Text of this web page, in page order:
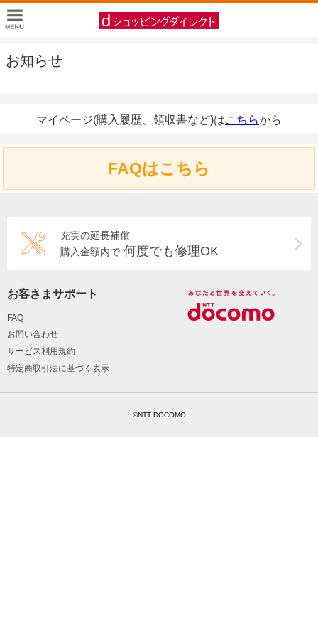
お知らせ
マイページ(購入履歴、領収書など)はこちらから
FAQはこちら
充実の延長補償
購入金額内で 何度でも修理OK
お客さまサポート
FAQ
お問い合わせ
サービス利用規約
特定商取引法に基づく表示
©NTT DOCOMO